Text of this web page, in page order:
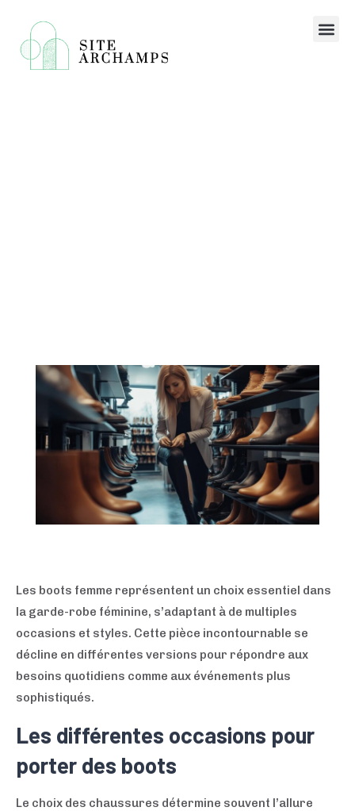
Les boots femme représentent un choix essentiel dans
la garde-robe féminine, s’adaptant à de multiples
occasions et styles. Cette pièce incontournable se
décline en différentes versions pour répondre aux
besoins quotidiens comme aux événements plus
sophistiqués.
Les différentes occasions pour
porter des boots
Le choix des chaussures détermine souvent l’allure